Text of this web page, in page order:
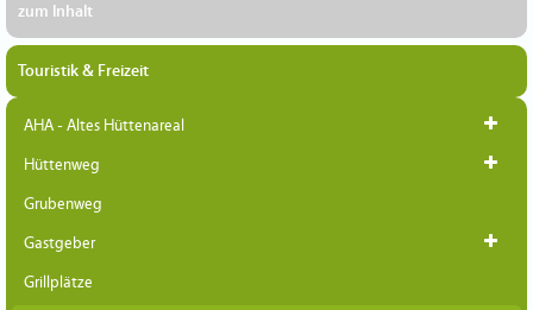
zum Inhalt
Touristik & Freizeit
AHA - Altes Hüttenareal
Hüttenweg
Grubenweg
Gastgeber
Grillplätze